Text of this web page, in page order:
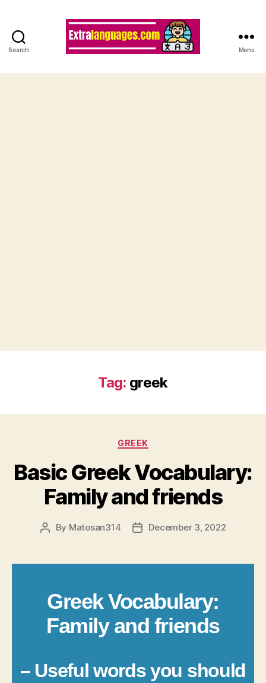
Search Menu
Tag: greek
Categories
GREEK
Basic Greek Vocabulary:
Family and friends
Post
By Matosan314
PostDecember 3, 2022
Greek Vocabulary:
Family and friends
– Useful words you should